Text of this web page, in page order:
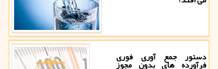
دستور جمع آوری فوری
فرآورده های بدون مجوز